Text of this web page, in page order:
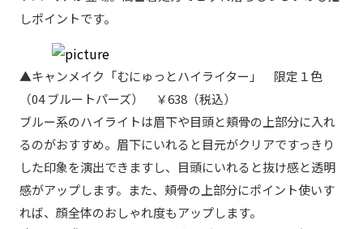
しポイントです。
▲キャンメイク「むにゅっとハイライター」 限定１色
（04 ブルートパーズ） ￥638（税込）
ブルー系のハイライトは眉下や目頭と頬骨の上部分に入れ
るのがおすすめ。眉下にいれると目元がクリアですっきり
した印象を演出できますし、目頭にいれると抜け感と透明
感がアップします。また、頬骨の上部分にポイント使いす
れば、顔全体のおしゃれ度もアップします。